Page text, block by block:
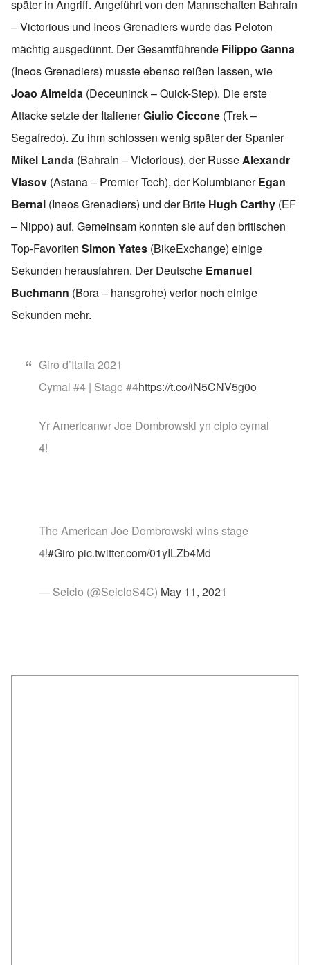
später in Angriff. Angeführt von den Mannschaften Bahrain
– Victorious und Ineos Grenadiers wurde das Peloton
mächtig ausgedünnt. Der Gesamtführende Filippo Ganna
(Ineos Grenadiers) musste ebenso reißen lassen, wie
Joao Almeida (Deceuninck – Quick-Step). Die erste
Attacke setzte der ItalienerGiulio Ciccone (Trek –
Segafredo). Zu ihm schlossen wenig später der Spanier
Mikel Landa (Bahrain – Victorious), der RusseAlexandr
Vlasov (Astana – Premier Tech), der KolumbianerEgan
Bernal (Ineos Grenadiers) und der Brite Hugh Carthy (EF
– Nippo) auf. Gemeinsam konnten sie auf den britischen
Top-Favoriten Simon Yates (BikeExchange) einige
Sekunden herausfahren. Der Deutsche Emanuel
Buchmann (Bora – hansgrohe) verlor noch einige
Sekunden mehr.
Giro d’Italia 2021
Cymal #4 | Stage #4https://t.co/iN5CNV5g0o
Yr Americanwr Joe Dombrowski yn cipio cymal
4!
The American Joe Dombrowski wins stage
4!#Giro pic.twitter.com/01yILZb4Md
— Seiclo (@SeicloS4C) May 11, 2021